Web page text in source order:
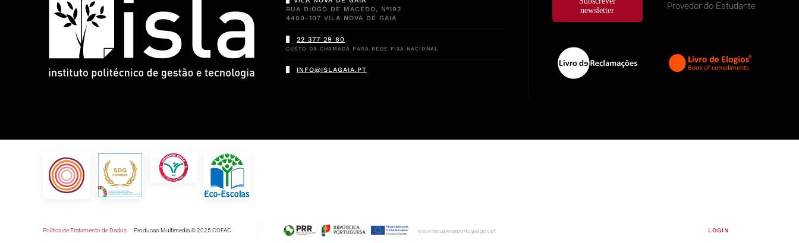
RUA DIOGO DE MACEDO, Nº192
4400-107 VILA NOVA DE GAIA
22 377 29 80
CUSTO DA CHAMADA PARA REDE FIXA NACIONAL
INFO@ISLAGAIA.PT
newsletter
Provedor do Estudante
www.recuperarportugal.gov.pt
Política de Tratamento de Dados Producao Multimedia © 2025 COFAC. LOGIN